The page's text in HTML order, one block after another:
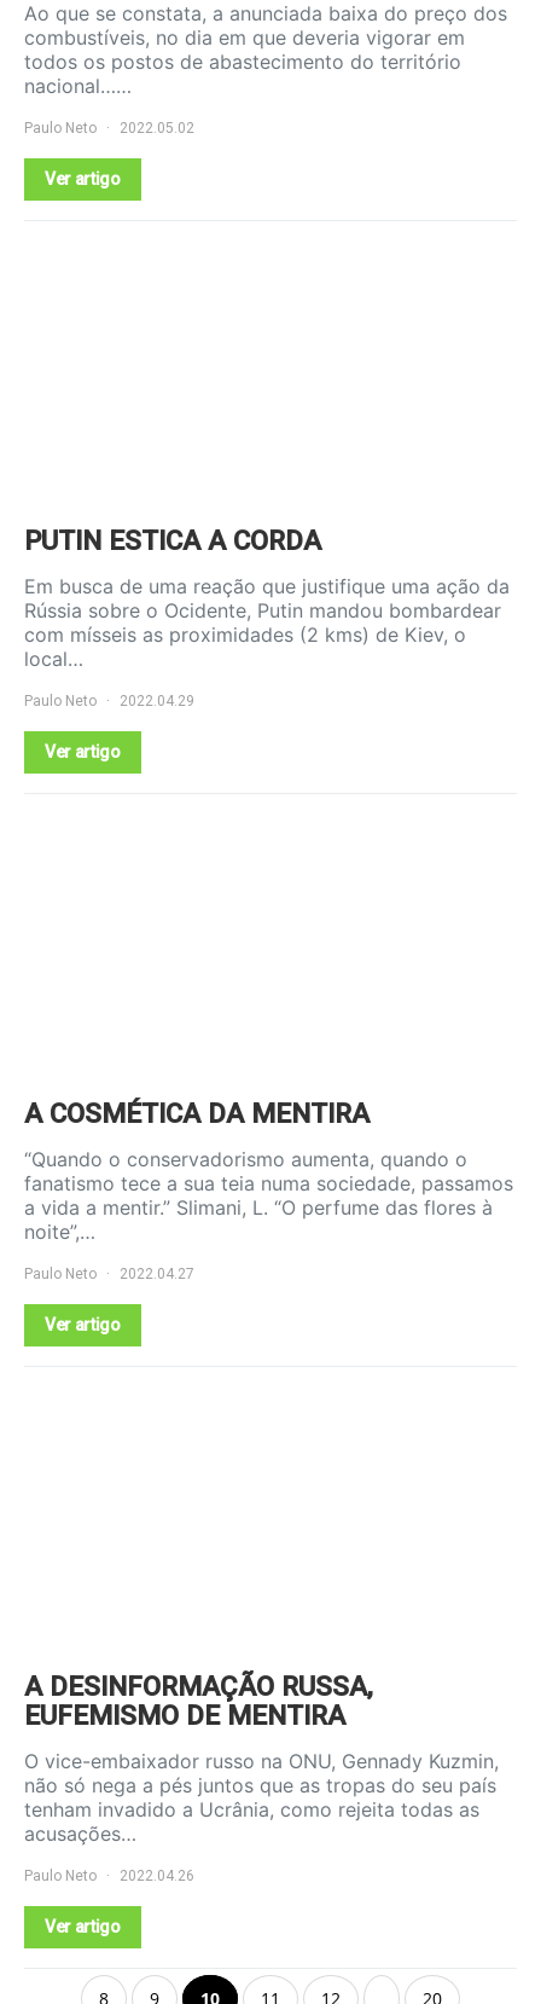
Ao que se constata, a anunciada baixa do preço dos
combustíveis, no dia em que deveria vigorar em
todos os postos de abastecimento do território
nacional……
Paulo Neto 2022.05.02
Ver artigo
PUTIN ESTICA A CORDA
Em busca de uma reação que justifique uma ação da
Rússia sobre o Ocidente, Putin mandou bombardear
com mísseis as proximidades (2 kms) de Kiev, o
local…
Paulo Neto 2022.04.29
Ver artigo
A COSMÉTICA DA MENTIRA
“Quando o conservadorismo aumenta, quando o
fanatismo tece a sua teia numa sociedade, passamos
a vida a mentir.” Slimani, L. “O perfume das flores à
noite”,…
Paulo Neto 2022.04.27
Ver artigo
A DESINFORMAÇÃO RUSSA,
EUFEMISMO DE MENTIRA
O vice-embaixador russo na ONU, Gennady Kuzmin,
não só nega a pés juntos que as tropas do seu país
tenham invadido a Ucrânia, como rejeita todas as
acusações…
Paulo Neto 2022.04.26
Ver artigo
8 9 10 11 12 20